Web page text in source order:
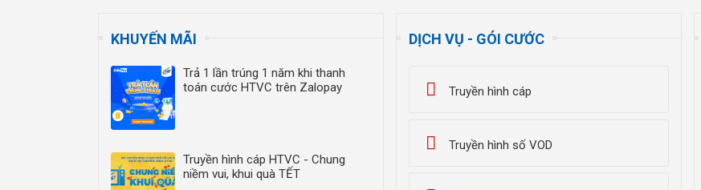
KHUYẾN MÃI
Trả 1 lần trúng 1 năm khi thanh
toán cước HTVC trên Zalopay
Truyền hình cáp HTVC - Chung
niềm vui, khui quà TẾT
DỊCH VỤ - GÓI CƯỚC
Truyền hình cáp
Truyền hình số VOD